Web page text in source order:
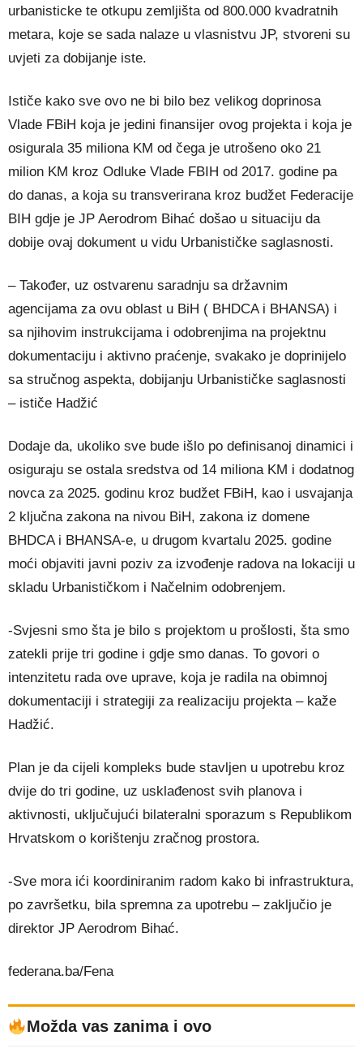
urbanisticke te otkupu zemljišta od 800.000 kvadratnih
metara, koje se sada nalaze u vlasnistvu JP, stvoreni su
uvjeti za dobijanje iste.
Ističe kako sve ovo ne bi bilo bez velikog doprinosa
Vlade FBiH koja je jedini finansijer ovog projekta i koja je
osigurala 35 miliona KM od čega je utrošeno oko 21
milion KM kroz Odluke Vlade FBIH od 2017. godine pa
do danas, a koja su transverirana kroz budžet Federacije
BIH gdje je JP Aerodrom Bihać došao u situaciju da
dobije ovaj dokument u vidu Urbanističke saglasnosti.
– Također, uz ostvarenu saradnju sa državnim
agencijama za ovu oblast u BiH ( BHDCA i BHANSA) i
sa njihovim instrukcijama i odobrenjima na projektnu
dokumentaciju i aktivno praćenje, svakako je doprinijelo
sa stručnog aspekta, dobijanju Urbanističke saglasnosti
– ističe Hadžić
Dodaje da, ukoliko sve bude išlo po definisanoj dinamici i
osiguraju se ostala sredstva od 14 miliona KM i dodatnog
novca za 2025. godinu kroz budžet FBiH, kao i usvajanja
2 ključna zakona na nivou BiH, zakona iz domene
BHDCA i BHANSA-e, u drugom kvartalu 2025. godine
moći objaviti javni poziv za izvođenje radova na lokaciji u
skladu Urbanističkom i Načelnim odobrenjem.
-Svjesni smo šta je bilo s projektom u prošlosti, šta smo
zatekli prije tri godine i gdje smo danas. To govori o
intenzitetu rada ove uprave, koja je radila na obimnoj
dokumentaciji i strategiji za realizaciju projekta – kaže
Hadžić.
Plan je da cijeli kompleks bude stavljen u upotrebu kroz
dvije do tri godine, uz usklađenost svih planova i
aktivnosti, uključujući bilateralni sporazum s Republikom
Hrvatskom o korištenju zračnog prostora.
-Sve mora ići koordiniranim radom kako bi infrastruktura,
po završetku, bila spremna za upotrebu – zaključio je
direktor JP Aerodrom Bihać.
federana.ba/Fena
Možda vas zanima i ovo